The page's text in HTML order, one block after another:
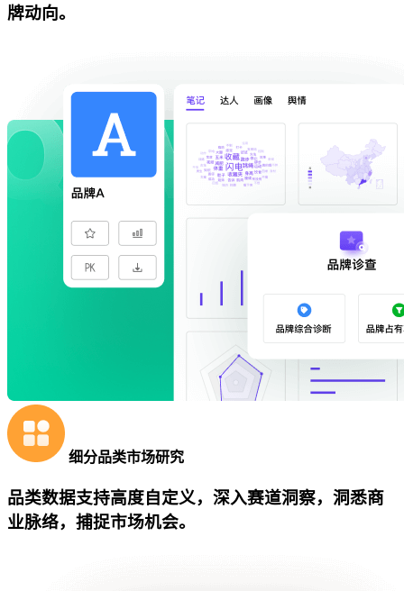
牌动向。
细分品类市场研究
品类数据支持高度自定义，深入赛道洞察，洞悉商
业脉络，捕捉市场机会。